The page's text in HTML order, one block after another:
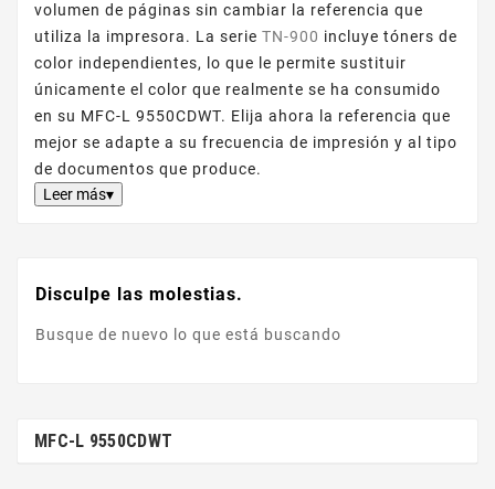
volumen de páginas sin cambiar la referencia que
utiliza la impresora. La serie TN-900 incluye tóners de
color independientes, lo que le permite sustituir
únicamente el color que realmente se ha consumido
en su MFC-L 9550CDWT. Elija ahora la referencia que
mejor se adapte a su frecuencia de impresión y al tipo
de documentos que produce.
Leer más▾
Disculpe las molestias.
Busque de nuevo lo que está buscando
MFC-L 9550CDWT